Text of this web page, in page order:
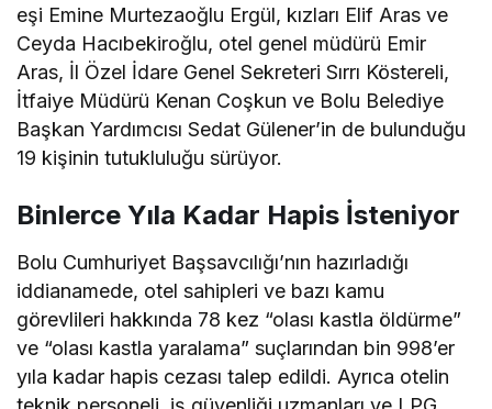
eşi Emine Murtezaoğlu Ergül, kızları Elif Aras ve
Ceyda Hacıbekiroğlu, otel genel müdürü Emir
Aras, İl Özel İdare Genel Sekreteri Sırrı Köstereli,
İtfaiye Müdürü Kenan Coşkun ve Bolu Belediye
Başkan Yardımcısı Sedat Gülener’in de bulunduğu
19 kişinin tutukluluğu sürüyor.
Binlerce Yıla Kadar Hapis İsteniyor
Bolu Cumhuriyet Başsavcılığı’nın hazırladığı
iddianamede, otel sahipleri ve bazı kamu
görevlileri hakkında 78 kez “olası kastla öldürme”
ve “olası kastla yaralama” suçlarından bin 998’er
yıla kadar hapis cezası talep edildi. Ayrıca otelin